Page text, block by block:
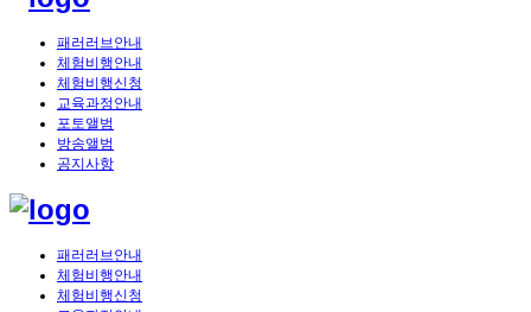
패러러브안내
체험비행안내
체험비행신청
교육과정안내
포토앨범
방송앨범
공지사항
패러러브안내
체험비행안내
체험비행신청